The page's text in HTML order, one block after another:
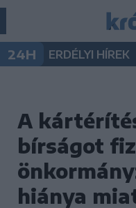
24H ERDÉLYI HÍREK
A
bírságot
hiánya